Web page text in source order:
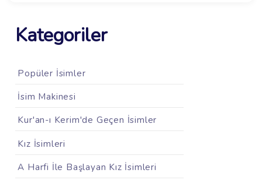
Kategoriler
Popüler İsimler
İsim Makinesi
Kur'an-ı Kerim'de Geçen İsimler
Kız İsimleri
A Harfi İle Başlayan Kız İsimleri